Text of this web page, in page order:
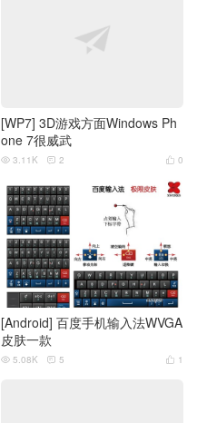
[WP7] 3D游戏方面Windows Ph
one 7很威武
 0
 3.11K  2
[Android] 百度手机输入法WVGA
皮肤一款
 1
 5.08K  5